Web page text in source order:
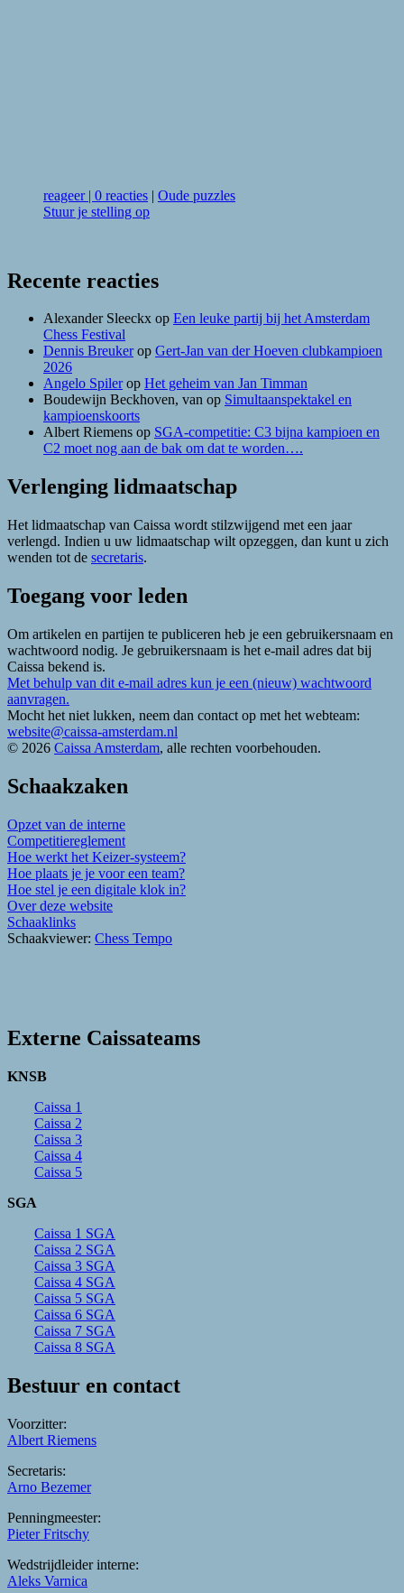
reageer| 0 reacties | Oude puzzles
Stuur je stelling op
Recente reacties
Alexander Sleeckx op Een leuke partij bij het Amsterdam
Chess Festival
Dennis Breukerop Gert-Jan van der Hoeven clubkampioen
2026
Angelo Spilerop Het geheim van Jan Timman
Boudewijn Beckhoven, van op Simultaanspektakel en
kampioenskoorts
Albert Riemens op SGA-competitie: C3 bijna kampioen en
C2 moet nog aan de bak om dat te worden….
Verlenging lidmaatschap
Het lidmaatschap van Caissa wordt stilzwijgend met een jaar
verlengd. Indien u uw lidmaatschap wilt opzeggen, dan kunt u zich
wenden tot de secretaris.
Toegang voor leden
Om artikelen en partijen te publiceren heb je een gebruikersnaam en
wachtwoord nodig. Je gebruikersnaam is het e-mail adres dat bij
Caissa bekend is.
Met behulp van dit e-mail adres kun je een (nieuw) wachtwoord
aanvragen.
Mocht het niet lukken, neem dan contact op met het webteam:
website@caissa-amsterdam.nl
© 2026 Caissa Amsterdam, alle rechten voorbehouden.
Schaakzaken
Opzet van de interne
Competitiereglement
Hoe werkt het Keizer-systeem?
Hoe plaats je je voor een team?
Hoe stel je een digitale klok in?
Over deze website
Schaaklinks
Schaakviewer: Chess Tempo
Externe Caissateams
KNSB
Caissa 1
Caissa 2
Caissa 3
Caissa 4
Caissa 5
SGA
Caissa 1 SGA
Caissa 2 SGA
Caissa 3 SGA
Caissa 4 SGA
Caissa 5 SGA
Caissa 6 SGA
Caissa 7 SGA
Caissa 8 SGA
Bestuur en contact
Voorzitter:
Albert Riemens
Secretaris:
Arno Bezemer
Penningmeester:
Pieter Fritschy
Wedstrijdleider interne:
Aleks Varnica